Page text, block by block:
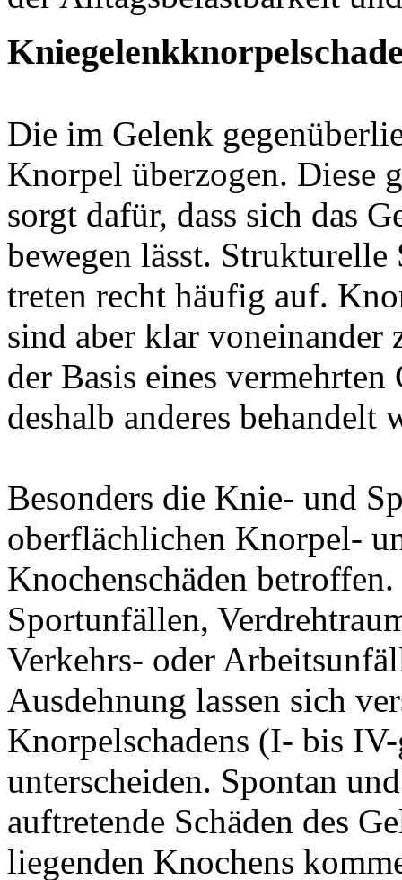
Die im Gelenk
Knorpel überzogen. Diese
sorgt dafür, dass sich das
bewegen lässt. Strukturelle
treten recht häufig auf.
sind aber klar voneinander
der Basis eines
deshalb anderes behandelt
Besonders die Knie- und
oberflächlichen Knorpel-
Knochenschäden
Sportunfällen,
Verkehrs- oder
Ausdehnung lassen sich
Knorpelschadens (I- bis
unterscheiden. Spontan
auftretende Schäden des
liegenden Knochens